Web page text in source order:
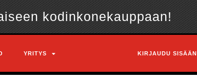
kodinkonekauppaan!
YRITYS KIRJAUDU SISÄÄN